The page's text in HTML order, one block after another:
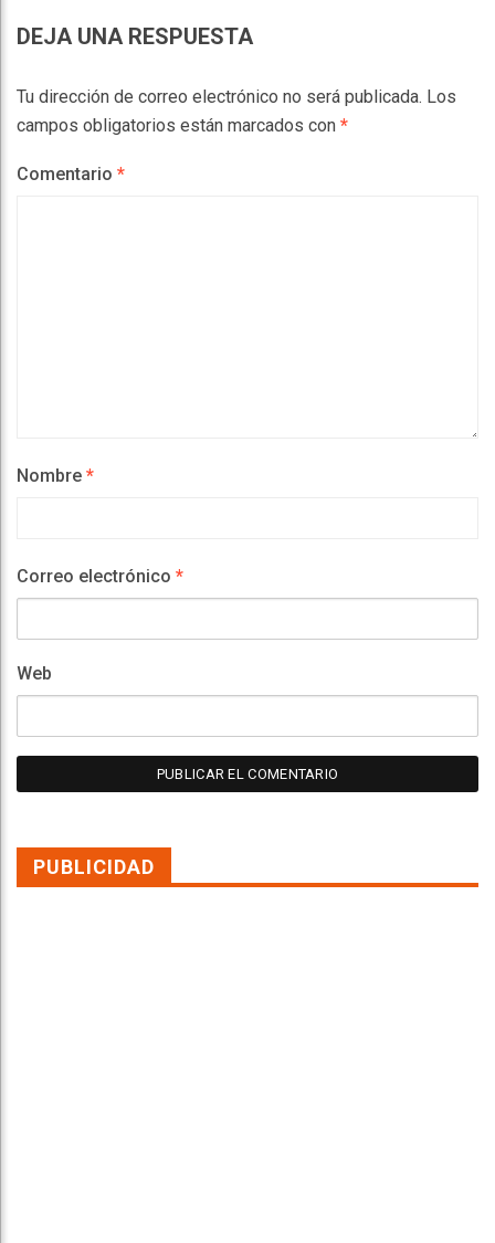
DEJA UNA RESPUESTA
Tu dirección de correo electrónico no será publicada. Los
campos obligatorios están marcados con *
Comentario *
Nombre *
Correo electrónico *
Web
PUBLICIDAD